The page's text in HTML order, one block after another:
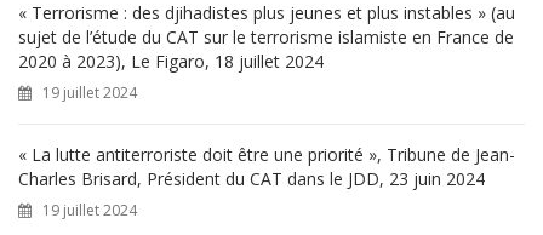
« Terrorisme : des djihadistes plus jeunes et plus instables » (au
sujet de l’étude du CAT sur le terrorisme islamiste en France de
2020 à 2023), Le Figaro, 18 juillet 2024
19 juillet 2024
« La lutte antiterroriste doit être une priorité », Tribune de Jean-
Charles Brisard, Président du CAT dans le JDD, 23 juin 2024
19 juillet 2024